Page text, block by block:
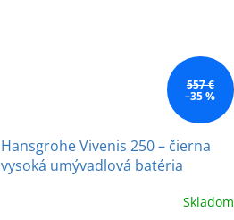
557 €
–35 %
Hansgrohe Vivenis 250 – čierna
vysoká umývadlová batéria
Skladom